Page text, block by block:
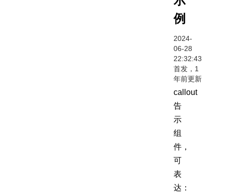
例
2024-
06-28
22:32:43
首发，1
年前更新
callout
告
示
组
件，
可
表
达：